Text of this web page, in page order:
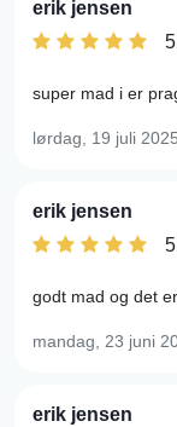
erik jensen
super mad i er
lørdag, 19 juli 2025
erik jensen
godt mad og det
mandag, 23 juni
erik jensen